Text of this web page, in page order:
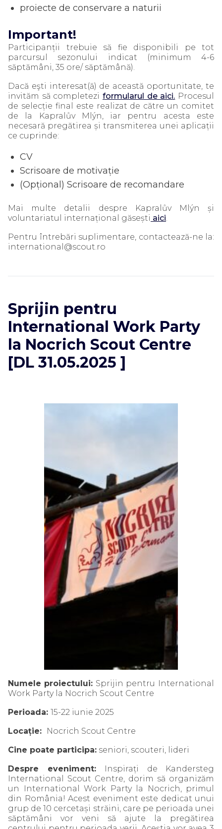
proiecte de conservare a naturii
Important!
Participanții trebuie să fie disponibili pe tot
parcursul sezonului indicat (minimum 4-6
săptămâni, 35 ore/ săptămână).
Dacă eşti interesat(ă) de această oportunitate, te
invităm să completezi formularul de aici. Procesul
de selecție final este realizat de către un comitet
de la Kapralův Mlýn, iar pentru acesta este
necesară pregătirea și transmiterea unei aplicații
ce cuprinde:
CV
Scrisoare de motivație
(Opțional) Scrisoare de recomandare
Mai multe detalii despre Kapralův Mlýn și
voluntariatul internațional găsești aici
Pentru întrebări suplimentare, contactează-ne la:
international@scout.ro
Sprijin pentru
International Work Party
la Nocrich Scout Centre
[DL 31.05.2025 ]
Numele proiectului: Sprijin pentru International
Work Party la Nocrich Scout Centre
Perioada: 15-22 iunie 2025
Locație:
Nocrich Scout Centre
Cine poate participa: seniori, scouteri, lideri
Despre eveniment:
Inspirați de Kandersteg
International Scout Centre, dorim să organizăm
un International Work Party la Nocrich, primul
din România! Acest eveniment este dedicat unui
grup de 10 cercetași străini, care pe perioada unei
săptămâni vor veni să ajute la pregătirea